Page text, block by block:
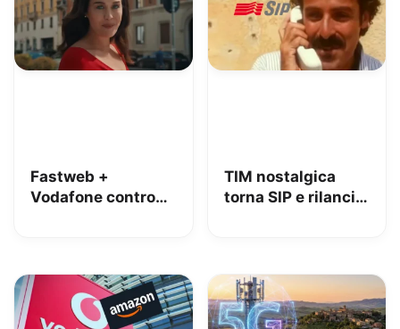
Fastweb +
Vodafone contro
TIM nostalgica
torna SIP e rilancia